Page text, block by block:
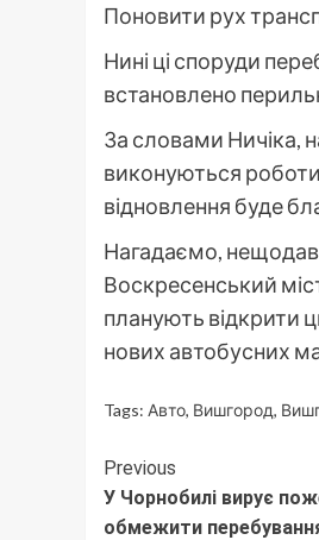
Поновити рух
Нині ці споруди
встановлено
За словами Ничіка,
виконуються
відновлення буде
Нагадаємо,
Воскресенський
планують відкрити
нових автобусних
Tags: Авто, Вишгород,
Continue
Reading
Previous
У Чорнобилі вирує
обмежити